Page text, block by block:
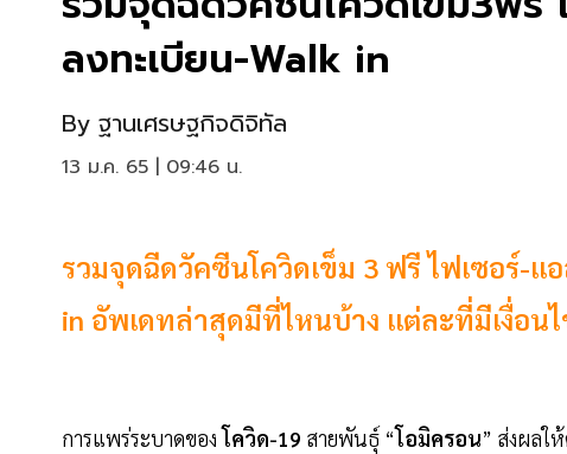
ลงทะเบียน-Walk in
By ฐานเศรษฐกิจดิจิทัล
13 ม.ค. 65 | 09:46 น.
รวมจุดฉีดวัคซีนโควิดเข็ม 3 ฟรี ไฟเซอร์-แ
in อัพเดทล่าสุดมีที่ไหนบ้าง แต่ละที่มีเงื่อนไ
การแพร่ระบาดของโควิด-19 สายพันธุ์ “โอมิครอน” ส่งผลใ